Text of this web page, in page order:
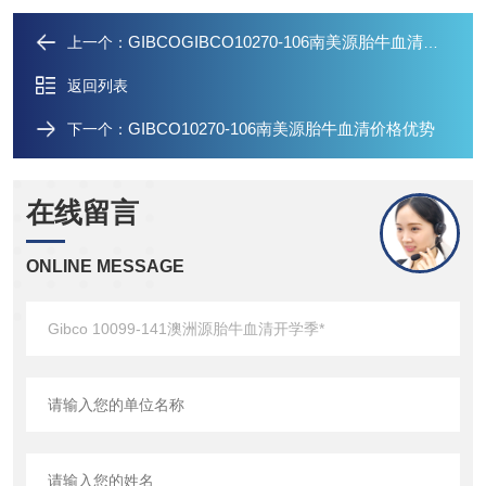
上一个： GIBCOGIBCO10270-106南美源胎牛血清开学季*
返回列表
下一个： GIBCO10270-106南美源胎牛血清价格优势
在线留言
ONLINE MESSAGE